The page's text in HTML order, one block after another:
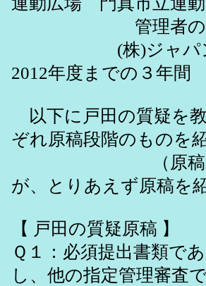
管理者の
(株)ジャパンク
2012年度までの３年間
以下に戸田の質疑を
ぞれ原稿段階のものを
（原稿以外の
が、とりあえず原稿を紹
【 戸田の質疑原稿 】
Ｑ１：必須提出書類で
し、他の指定管理審査